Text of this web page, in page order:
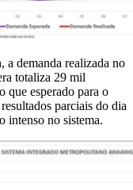
a demanda realizada no
totaliza 29 mil
que esperado para o
parciais do dia
intenso no sistema.